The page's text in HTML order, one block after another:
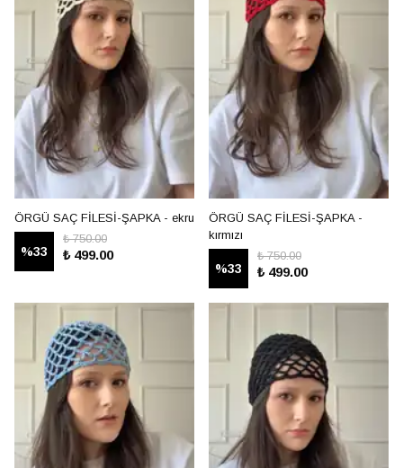
ÖRGÜ SAÇ FİLESİ-ŞAPKA - ekru
%33
₺ 750.00
₺ 499.00
ÖRGÜ SAÇ FİLESİ-ŞAPKA -
kırmızı
%33
₺ 750.00
₺ 499.00